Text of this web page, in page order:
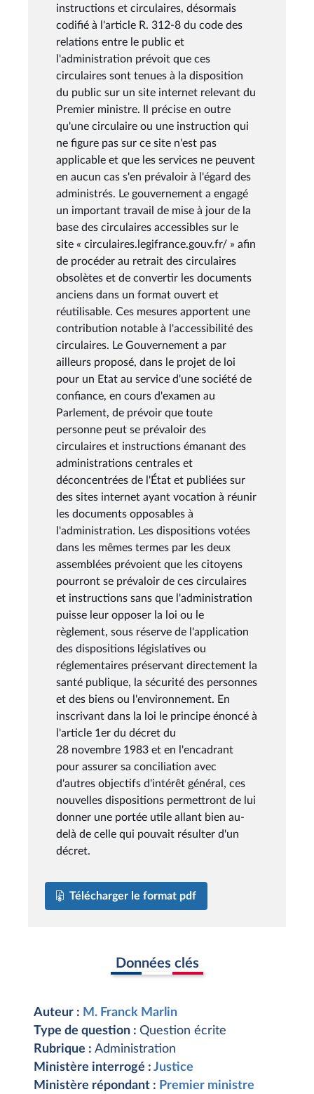
instructions et circulaires, désormais
codifié à l'article R. 312-8 du code des
relations entre le public et
l'administration prévoit que ces
circulaires sont tenues à la disposition
du public sur un site internet relevant du
Premier ministre. Il précise en outre
qu'une circulaire ou une instruction qui
ne figure pas sur ce site n'est pas
applicable et que les services ne peuvent
en aucun cas s'en prévaloir à l'égard des
administrés. Le gouvernement a engagé
un important travail de mise à jour de la
base des circulaires accessibles sur le
site « circulaires.legifrance.gouv.fr/ » afin
de procéder au retrait des circulaires
obsolètes et de convertir les documents
anciens dans un format ouvert et
réutilisable. Ces mesures apportent une
contribution notable à l'accessibilité des
circulaires. Le Gouvernement a par
ailleurs proposé, dans le projet de loi
pour un Etat au service d'une société de
confiance, en cours d'examen au
Parlement, de prévoir que toute
personne peut se prévaloir des
circulaires et instructions émanant des
administrations centrales et
déconcentrées de l'État et publiées sur
des sites internet ayant vocation à réunir
les documents opposables à
l'administration. Les dispositions votées
dans les mêmes termes par les deux
assemblées prévoient que les citoyens
pourront se prévaloir de ces circulaires
et instructions sans que l'administration
puisse leur opposer la loi ou le
règlement, sous réserve de l'application
des dispositions législatives ou
réglementaires préservant directement la
santé publique, la sécurité des personnes
et des biens ou l'environnement. En
inscrivant dans la loi le principe énoncé à
l'article 1er du décret du
28 novembre 1983 et en l'encadrant
pour assurer sa conciliation avec
d'autres objectifs d'intérêt général, ces
nouvelles dispositions permettront de lui
donner une portée utile allant bien au-
delà de celle qui pouvait résulter d'un
décret.
Télécharger le format pdf
Données clés
Auteur : M. Franck Marlin
Type de question : Question écrite
Rubrique : Administration
Ministère interrogé : Justice
Ministère répondant : Premier ministre